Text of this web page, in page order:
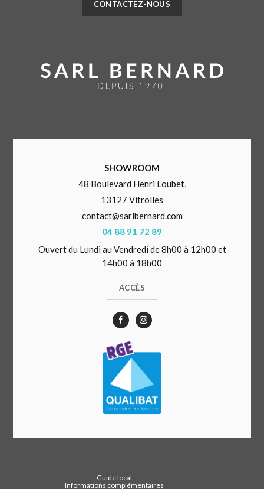
CONTACTEZ-NOUS
SHOWROOM
48 Boulevard Henri Loubet,
13127 Vitrolles
contact@sarlbernard.com
04 88 91 72 89
Ouvert du Lundi au Vendredi de 8h00 à 12h00 et
14h00 à 18h00
ACCÈS
Guide local
Informations complémentaires